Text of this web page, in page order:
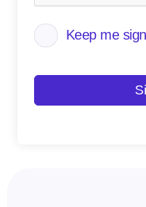
Keep me